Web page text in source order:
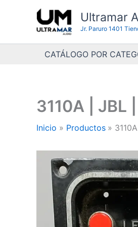
contenido
Ultramar
Jr. Paruro 1401
CATÁLOGO POR
3110A | JBL
Inicio Productos